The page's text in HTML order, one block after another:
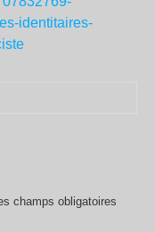
identitaires-
champs obligatoires